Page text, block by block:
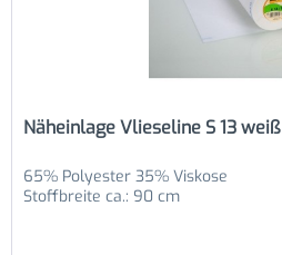
Näheinlage Vlieseline S 13 weiß
65% Polyester 35% Viskose
Stoffbreite ca.: 90 cm